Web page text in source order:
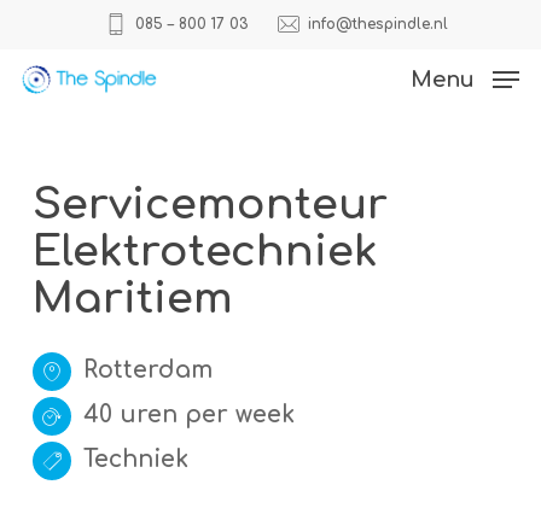
main
085 – 800 17 03 info@thespindle.nl
Menu
Servicemonteur
Elektrotechniek
Maritiem
Rotterdam
40 uren per week
Techniek
Close